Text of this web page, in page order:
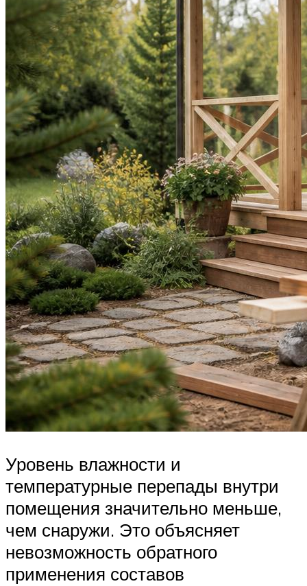
Уровень влажности и
температурные перепады внутри
помещения значительно меньше,
чем снаружи. Это объясняет
невозможность обратного
применения составов